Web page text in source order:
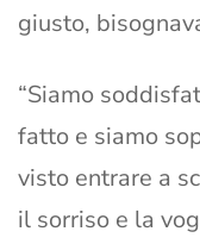
giusto,
“Siamo
fatto e siamo
visto entrare a
il sorriso e la